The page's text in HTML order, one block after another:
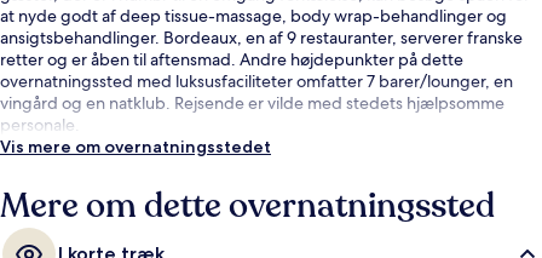
at nyde godt af deep tissue-massage, body wrap-behandlinger og
ansigtsbehandlinger. Bordeaux, en af 9 restauranter, serverer franske
retter og er åben til aftensmad. Andre højdepunkter på dette
overnatningssted med luksusfaciliteter omfatter 7 barer/lounger, en
vingård og en natklub. Rejsende er vilde med stedets hjælpsomme
personale.
Vis mere om overnatningsstedet
Mere om dette overnatningssted